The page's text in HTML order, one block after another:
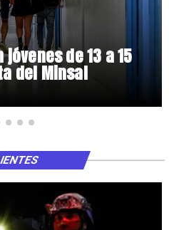
de 13 a 15
del Minsal